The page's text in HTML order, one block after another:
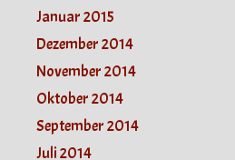
Januar 2015
Dezember 2014
November 2014
Oktober 2014
September 2014
Juli 2014